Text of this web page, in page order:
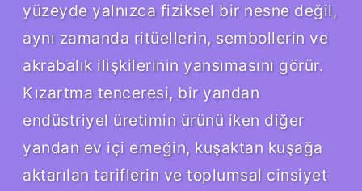
yüzeyde yalnızca fiziksel bir nesne değil,
aynı zamanda ritüellerin, sembollerin ve
akrabalık ilişkilerinin yansımasını görür.
Kızartma tenceresi, bir yandan
endüstriyel üretimin ürünü iken diğer
yandan ev içi emeğin, kuşaktan kuşağa
aktarılan tariflerin ve toplumsal cinsiyet